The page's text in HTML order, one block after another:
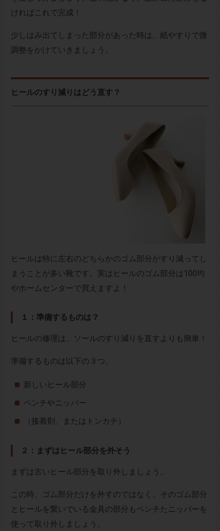
ければこれで完成！
少しはみ出てしまった部分があった時は、紙やすりで微
調整をかけていきましょう。
ヒールのすり減りはどう直す？
ヒールは特に左右のどちらかのゴム部分がすり減ってし
まうことが多い靴です。実はヒールのゴム部分は100均
やホームセンターで買えますよ！
１：準備するものは？
ヒールの修理は、ソールのすり減りを直すよりも簡単！
準備するものは以下の３つ。
新しいヒール部分
ペンチやニッパー
（接着剤、またはトンカチ）
２：まずはヒール部分を外そう
まずは古いヒール部分を取り外しましょう。
この時、ゴム部分だけを外すのではなく、そのゴム部分
とヒールを繋いでいる金具の部分もペンチたニッパーを
使って取り外しましょう。